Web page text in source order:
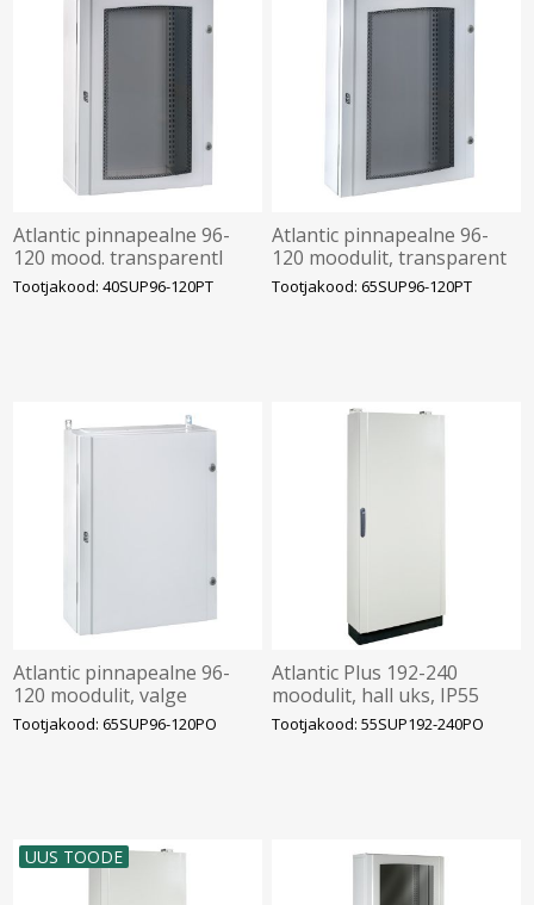
Atlantic pinnapealne 96-
120 mood. transparentl
uks,IP40 tühi, IDE
Tootjakood: 40SUP96-120PT
Atlantic pinnapealne 96-
120 moodulit, transparent
uks,IP65, tühi, IDE
Tootjakood: 65SUP96-120PT
Atlantic pinnapealne 96-
120 moodulit, valge
uks,IP65, tühi 910x670x212,
IDE
Tootjakood: 65SUP96-120PO
Atlantic Plus 192-240
moodulit, hall uks, IP55
1810x730x250mm, IDE,
tootmine lõpetatud
Tootjakood: 55SUP192-240PO
UUS TOODE